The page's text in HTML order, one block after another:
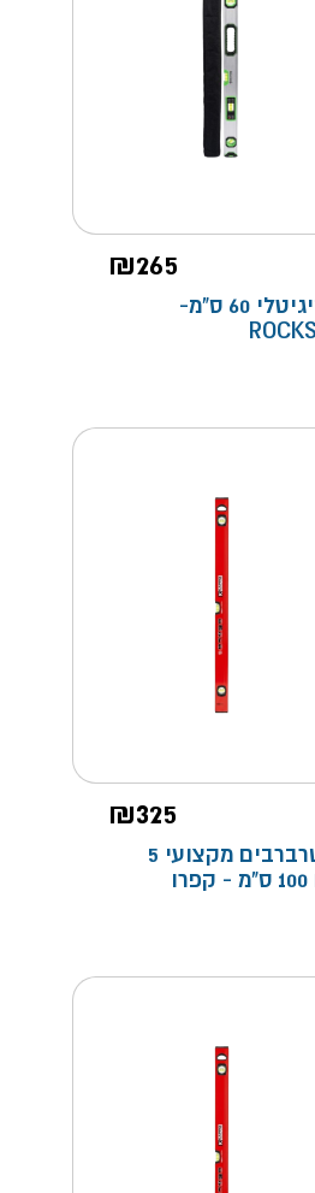
₪265
פלס דיגיטלי 60 ס"מ-
₪325
פלס שרברבים מקצועי 5